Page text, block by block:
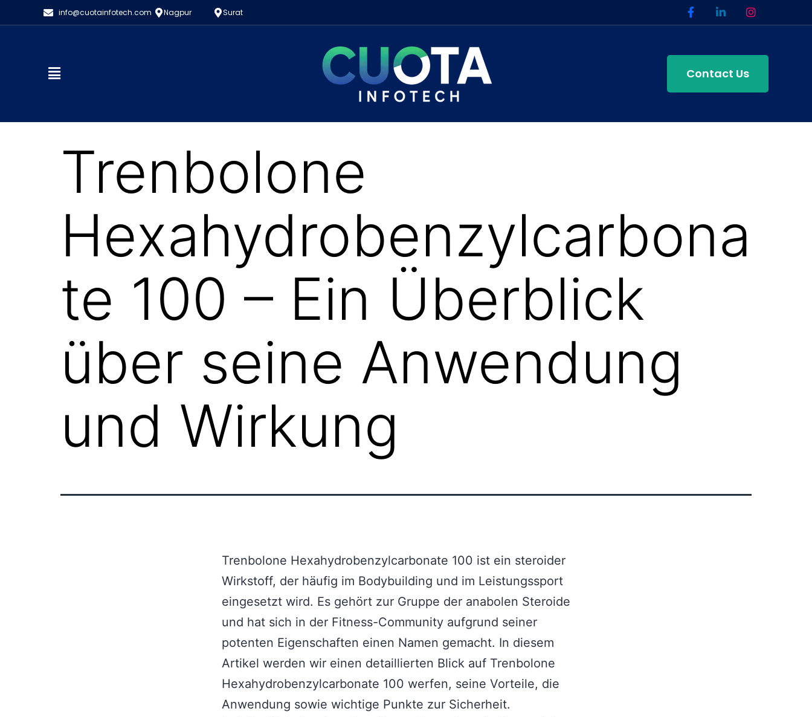
info@cuotainfotech.com Nagpur Surat
Contact Us
Trenbolone
Hexahydrobenzylcarbona
te 100 – Ein Überblick
über seine Anwendung
und Wirkung
Trenbolone Hexahydrobenzylcarbonate 100 ist ein steroider
Wirkstoff, der häufig im Bodybuilding und im Leistungssport
eingesetzt wird. Es gehört zur Gruppe der anabolen Steroide
und hat sich in der Fitness-Community aufgrund seiner
potenten Eigenschaften einen Namen gemacht. In diesem
Artikel werden wir einen detaillierten Blick auf Trenbolone
Hexahydrobenzylcarbonate 100 werfen, seine Vorteile, die
Anwendung sowie wichtige Punkte zur Sicherheit.